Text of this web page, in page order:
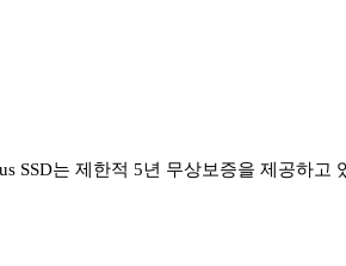
SSD는 제한적 5년 무상보증을 제공하